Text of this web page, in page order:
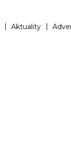
| Aktuality |